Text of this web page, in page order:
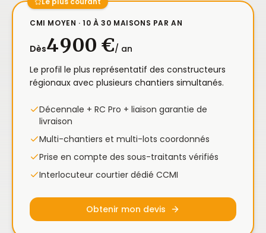
CMI MOYEN · 10 À 30 MAISONS PAR AN
Dès4 900 €/ an
Le profil le plus représentatif des constructeurs
régionaux avec plusieurs chantiers simultanés.
Décennale + RC Pro + liaison garantie de
livraison
Multi-chantiers et multi-lots coordonnés
Prise en compte des sous-traitants vérifiés
Interlocuteur courtier dédié CCMI
Obtenir mon devis